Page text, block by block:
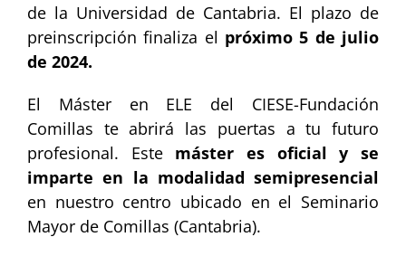
de la Universidad de Cantabria. El plazo de
preinscripción finaliza el próximo 5 de julio
de 2024.
El Máster en ELE del CIESE-Fundación
Comillas te abrirá las puertas a tu futuro
profesional. Este máster es oficial y se
imparte en la modalidad semipresencial
en nuestro centro ubicado en el Seminario
Mayor de Comillas (Cantabria).